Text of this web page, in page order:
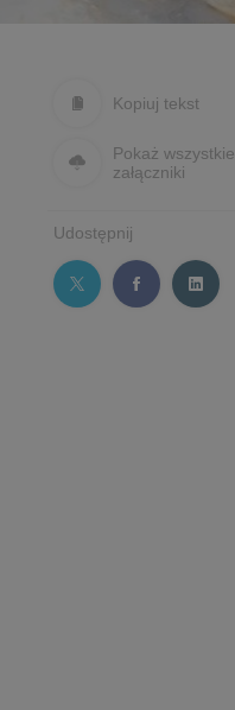
Kopiuj tekst
Pokaż wszystkie
załączniki
Udostępnij